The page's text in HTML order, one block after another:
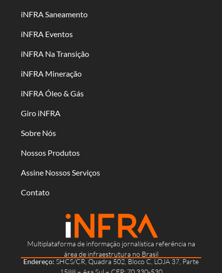
Multiplataforma de informação jornalística referência na
área de infraestrutura no Brasil
Endereço: SHCS/CR, Quadra 502, Bloco C, LOJA 37, Parte
iNFRA Saneamento
iNFRA Eventos
iNFRA Na Transição
iNFRA Mineração
iNFRA Óleo & Gás
Giro iNFRA
Sobre Nós
Nossos Produtos
Assine Nossos Serviços
Contato